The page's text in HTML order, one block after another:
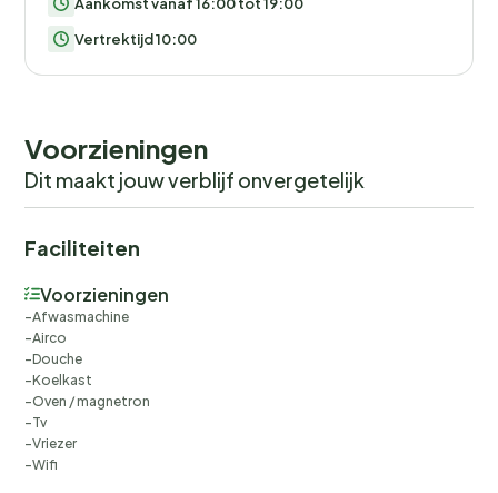
Vertrektijd 10:00
Voorzieningen
Dit maakt jouw verblijf onvergetelijk
Faciliteiten
Voorzieningen
Afwasmachine
Airco
Douche
Koelkast
Oven / magnetron
Tv
Vriezer
Wifi